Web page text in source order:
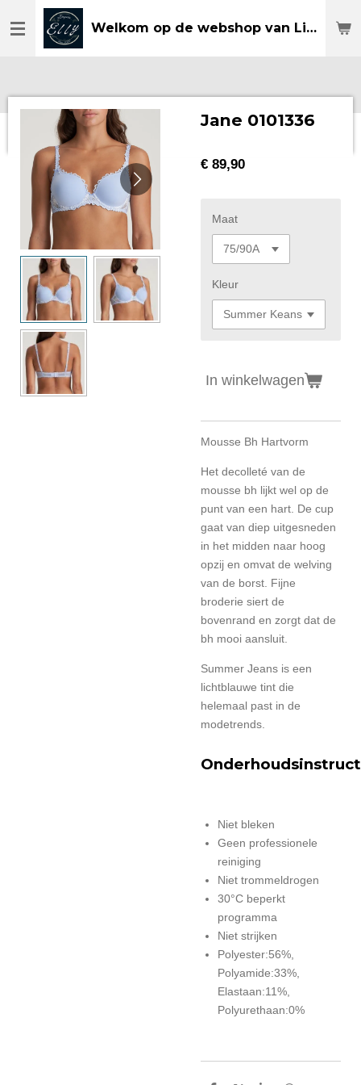
direct
Welkom op de webshop van Lingerie Elly
Jane 0101336
€ 89,90
Maat
Kleur
In winkelwagen
Mousse Bh Hartvorm
Het decolleté van de
mousse bh lijkt wel op de
punt van een hart. De cup
gaat van diep uitgesneden
in het midden naar hoog
opzij en omvat de welving
van de borst. Fijne
broderie siert de
bovenrand en zorgt dat de
bh mooi aansluit.
Summer Jeans is een
lichtblauwe tint die
helemaal past in de
modetrends.
Niet bleken
Geen professionele
reiniging
Niet trommeldrogen
30°C beperkt
programma
Niet strijken
Polyester:56%,
Polyamide:33%,
Elastaan:11%,
Polyurethaan:0%